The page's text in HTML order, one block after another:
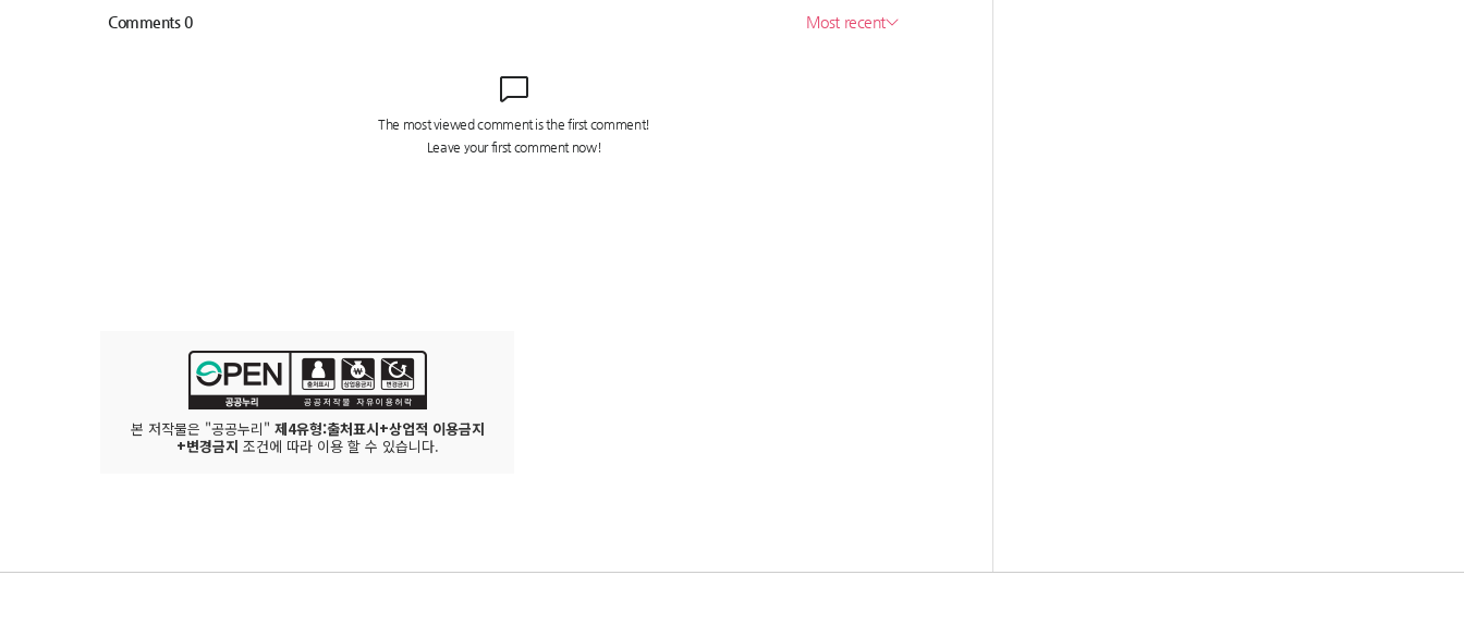
본 저작물은 "공공누리" 제4유형:출처표시+상업적 이용금지
+변경금지 조건에 따라 이용 할 수 있습니다.